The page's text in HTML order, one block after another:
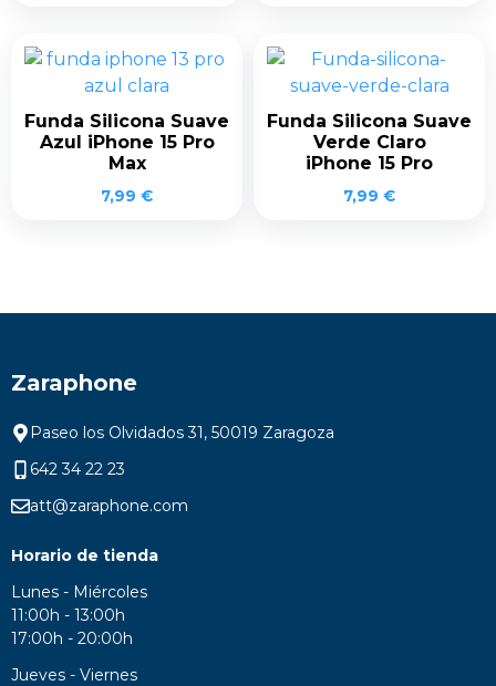
Funda Silicona Suave
Azul iPhone 15 Pro
Max
7,99 €
Funda Silicona Suave
Verde Claro
iPhone 15 Pro
7,99 €
Zaraphone
Paseo los Olvidados 31, 50019 Zaragoza
642 34 22 23
att@zaraphone.com
Horario de tienda
Lunes - Miércoles
11:00h - 13:00h
17:00h - 20:00h
Jueves - Viernes